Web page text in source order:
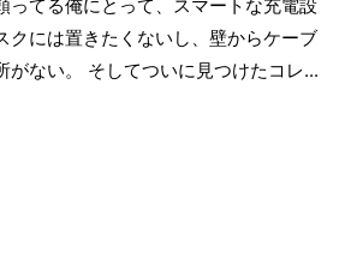
ってる俺にとって、スマートな充電設
クには置きたくないし、壁からケーブ
がない。 そしてついに見つけたコレ...